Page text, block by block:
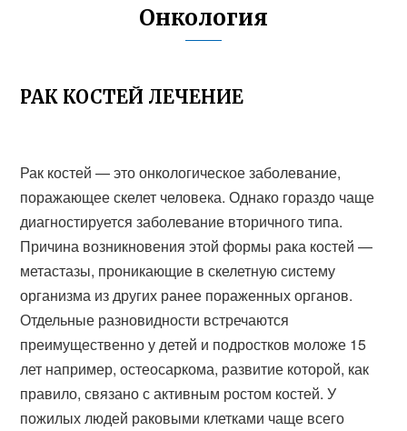
Онкология
РАК КОСТЕЙ ЛЕЧЕНИЕ
Рак костей — это онкологическое заболевание,
поражающее скелет человека. Однако гораздо чаще
диагностируется заболевание вторичного типа.
Причина возникновения этой формы рака костей —
метастазы, проникающие в скелетную систему
организма из других ранее пораженных органов.
Отдельные разновидности встречаются
преимущественно у детей и подростков моложе 15
лет например, остеосаркома, развитие которой, как
правило, связано с активным ростом костей. У
пожилых людей раковыми клетками чаще всего